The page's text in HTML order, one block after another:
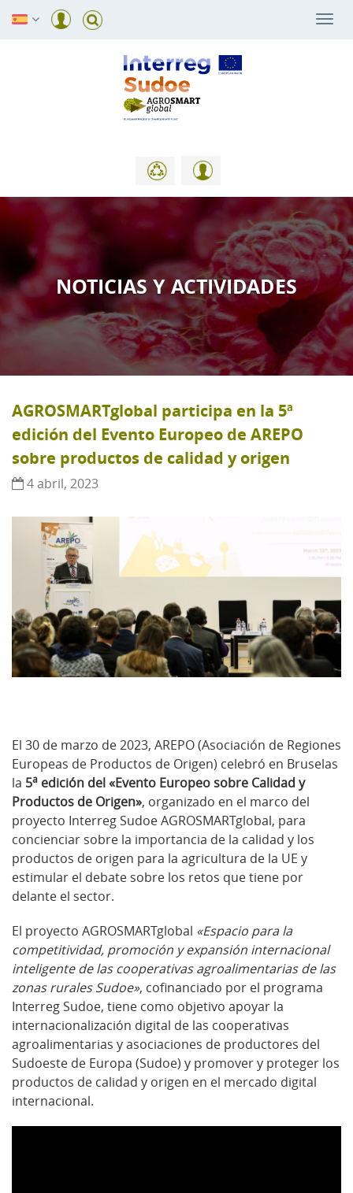
NOTICIAS Y ACTIVIDADES
AGROSMARTglobal participa en la 5ª
edición del Evento Europeo de AREPO
sobre productos de calidad y origen
4 abril, 2023
El 30 de marzo de 2023, AREPO (Asociación de Regiones
Europeas de Productos de Origen) celebró en Bruselas
la 5a edición del «Evento Europeo sobre Calidad y
Productos de Origen», organizado en el marco del
proyecto Interreg Sudoe AGROSMARTglobal, para
concienciar sobre la importancia de la calidad y los
productos de origen para la agricultura de la UE y
estimular el debate sobre los retos que tiene por
delante el sector.
El proyecto AGROSMARTglobal «Espacio para la
competitividad, promoción y expansión internacional
inteligente de las cooperativas agroalimentarias de las
zonas rurales Sudoe», cofinanciado por el programa
Interreg Sudoe, tiene como objetivo apoyar la
internacionalización digital de las cooperativas
agroalimentarias y asociaciones de productores del
Sudoeste de Europa (Sudoe) y promover y proteger los
productos de calidad y origen en el mercado digital
internacional.